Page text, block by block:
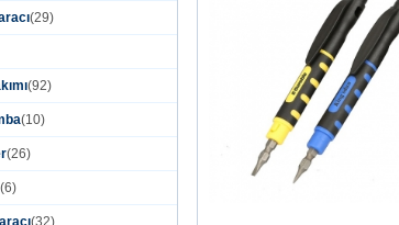
(29)
(92)
(10)
(26)
(6)
(32)
Kingsdun 12 adet
Manyetik Tornavida
Seti Oluklu Torx
Dizüstü Bilgisayar
Kingsdun 2019 DIY